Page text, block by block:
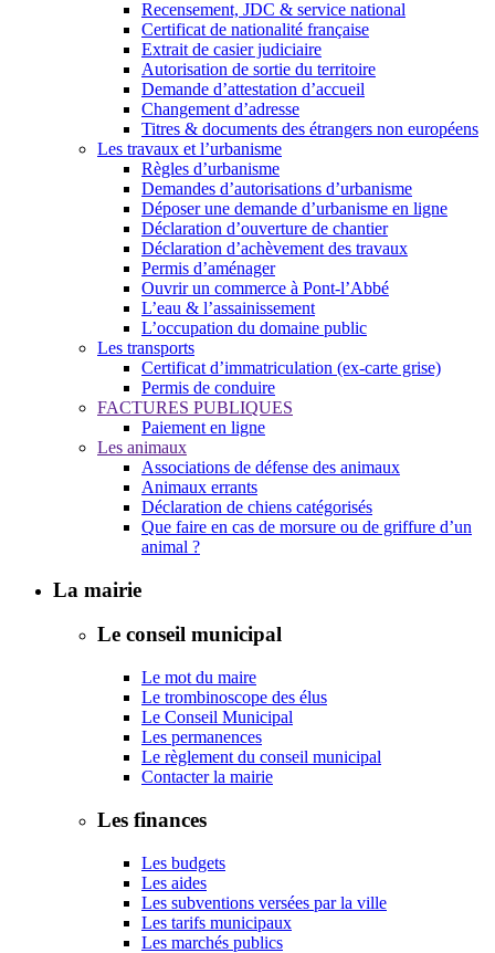
Recensement, JDC & service national
Certificat de nationalité française
Extrait de casier judiciaire
Autorisation de sortie du territoire
Demande d’attestation d’accueil
Changement d’adresse
Titres & documents des étrangers non européens
Les travaux et l’urbanisme
Règles d’urbanisme
Demandes d’autorisations d’urbanisme
Déposer une demande d’urbanisme en ligne
Déclaration d’ouverture de chantier
Déclaration d’achèvement des travaux
Permis d’aménager
Ouvrir un commerce à Pont-l’Abbé
L’eau & l’assainissement
L’occupation du domaine public
Les transports
Certificat d’immatriculation (ex-carte grise)
Permis de conduire
FACTURES PUBLIQUES
Paiement en ligne
Les animaux
Associations de défense des animaux
Animaux errants
Déclaration de chiens catégorisés
Que faire en cas de morsure ou de griffure d’un
animal ?
La mairie
Le conseil municipal
Le mot du maire
Le trombinoscope des élus
Le Conseil Municipal
Les permanences
Le règlement du conseil municipal
Contacter la mairie
Les finances
Les budgets
Les aides
Les subventions versées par la ville
Les tarifs municipaux
Les marchés publics